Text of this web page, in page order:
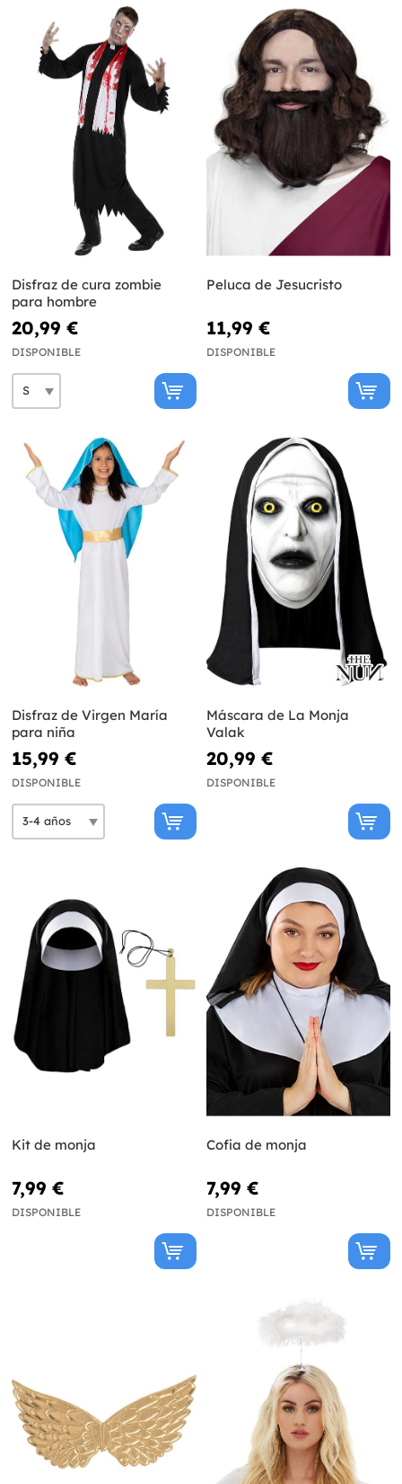
Disfraz de cura zombie
para hombre
20,99 €
DISPONIBLE
Peluca de Jesucristo
11,99 €
DISPONIBLE
Disfraz de Virgen María
para niña
15,99 €
DISPONIBLE
Máscara de La Monja
Valak
20,99 €
DISPONIBLE
Kit de monja
7,99 €
DISPONIBLE
Cofia de monja
7,99 €
DISPONIBLE